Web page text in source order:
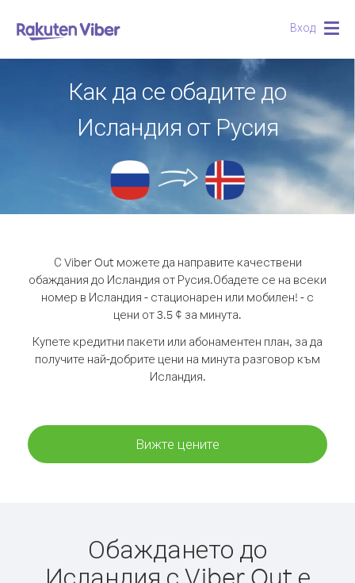
Вход
Как да се обадите до
Исландия от Русия
С Viber Out можете да направите качествени
обаждания до Исландия от Русия.Обадете се на всеки
номер в Исландия - стационарен или мобилен! - с
цени от 3.5 ¢ за минута.
Купете кредитни пакети или абонаментен план, за да
получите най-добрите цени на минута разговор към
Исландия.
Вижте цените
Обаждането до
Исландия с Viber Out е